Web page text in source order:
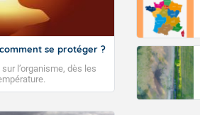
se protéger ?
l’organisme, dès les